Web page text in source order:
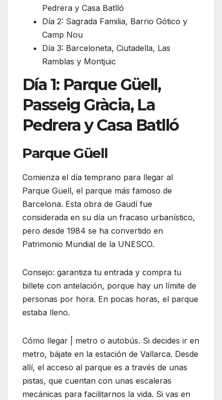
Pedrera y Casa Batlló
Día 2: Sagrada Familia, Barrio Gótico y
Camp Nou
Día 3: Barceloneta, Ciutadella, Las
Ramblas y Montjuic
Día 1: Parque Güell,
Passeig Gràcia, La
Pedrera y Casa Batlló
Parque Güell
Comienza el día temprano para llegar al
Parque Güell, el parque más famoso de
Barcelona. Esta obra de Gaudí fue
considerada en su día un fracaso urbanístico,
pero desde 1984 se ha convertido en
Patrimonio Mundial de la UNESCO.
Consejo: garantiza tu entrada y compra tu
billete con antelación, porque hay un límite de
personas por hora. En pocas horas, el parque
estaba lleno.
Cómo llegar | metro o autobús. Si decides ir en
metro, bájate en la estación de Vallarca. Desde
allí, el acceso al parque es a través de unas
pistas, que cuentan con unas escaleras
mecánicas para facilitarnos la vida. Si vas en